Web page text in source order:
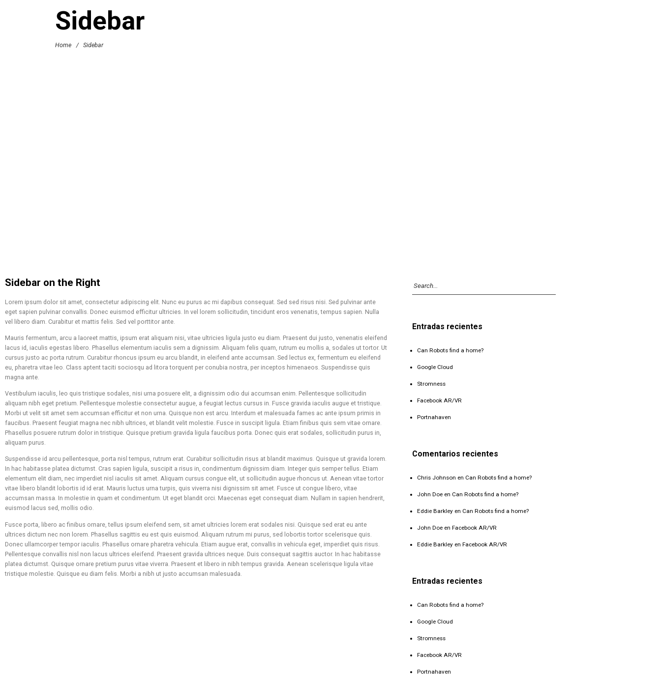
Sidebar
Home / Sidebar
Sidebar on the Right
Lorem ipsum dolor sit amet, consectetur adipiscing elit. Nunc eu purus ac mi dapibus consequat. Sed sed risus nisi. Sed pulvinar ante
eget sapien pulvinar convallis. Donec euismod efficitur ultricies. In vel lorem sollicitudin, tincidunt eros venenatis, tempus sapien. Nulla
vel libero diam. Curabitur et mattis felis. Sed vel porttitor ante.
Mauris fermentum, arcu a laoreet mattis, ipsum erat aliquam nisi, vitae ultricies ligula justo eu diam. Praesent dui justo, venenatis eleifend
lacus id, iaculis egestas libero. Phasellus elementum iaculis sem a dignissim. Aliquam felis quam, rutrum eu mollis a, sodales ut tortor. Ut
cursus justo ac porta rutrum. Curabitur rhoncus ipsum eu arcu blandit, in eleifend ante accumsan. Sed lectus ex, fermentum eu eleifend
eu, pharetra vitae leo. Class aptent taciti sociosqu ad litora torquent per conubia nostra, per inceptos himenaeos. Suspendisse quis
magna ante.
Vestibulum iaculis, leo quis tristique sodales, nisi urna posuere elit, a dignissim odio dui accumsan enim. Pellentesque sollicitudin
aliquam nibh eget pretium. Pellentesque molestie consectetur augue, a feugiat lectus cursus in. Fusce gravida iaculis augue et tristique.
Morbi ut velit sit amet sem accumsan efficitur et non urna. Quisque non est arcu. Interdum et malesuada fames ac ante ipsum primis in
faucibus. Praesent feugiat magna nec nibh ultrices, et blandit velit molestie. Fusce in suscipit ligula. Etiam finibus quis sem vitae ornare.
Phasellus posuere rutrum dolor in tristique. Quisque pretium gravida ligula faucibus porta. Donec quis erat sodales, sollicitudin purus in,
aliquam purus.
Suspendisse id arcu pellentesque, porta nisl tempus, rutrum erat. Curabitur sollicitudin risus at blandit maximus. Quisque ut gravida lorem.
In hac habitasse platea dictumst. Cras sapien ligula, suscipit a risus in, condimentum dignissim diam. Integer quis semper tellus. Etiam
elementum elit diam, nec imperdiet nisl iaculis sit amet. Aliquam cursus congue elit, ut sollicitudin augue rhoncus ut. Aenean vitae tortor
vitae libero blandit lobortis id id erat. Mauris luctus urna turpis, quis viverra nisi dignissim sit amet. Fusce ut congue libero, vitae
accumsan massa. In molestie in quam et condimentum. Ut eget blandit orci. Maecenas eget consequat diam. Nullam in sapien hendrerit,
euismod lacus sed, mollis odio.
Fusce porta, libero ac finibus ornare, tellus ipsum eleifend sem, sit amet ultricies lorem erat sodales nisi. Quisque sed erat eu ante
ultrices dictum nec non lorem. Phasellus sagittis eu est quis euismod. Aliquam rutrum mi purus, sed lobortis tortor scelerisque quis.
Donec ullamcorper tempor iaculis. Phasellus ornare pharetra vehicula. Etiam augue erat, convallis in vehicula eget, imperdiet quis risus.
Pellentesque convallis nisl non lacus ultrices eleifend. Praesent gravida ultrices neque. Duis consequat sagittis auctor. In hac habitasse
platea dictumst. Quisque ornare pretium purus vitae viverra. Praesent et libero in nibh tempus gravida. Aenean scelerisque ligula vitae
tristique molestie. Quisque eu diam felis. Morbi a nibh ut justo accumsan malesuada.
Entradas recientes
Can Robots find a home?
Google Cloud
Stromness
Facebook AR/VR
Portnahaven
Comentarios recientes
Chris Johnson en Can Robots find a home?
John Doe en Can Robots find a home?
Eddie Barkley en Can Robots find a home?
John Doe en Facebook AR/VR
Eddie Barkley en Facebook AR/VR
Entradas recientes
Can Robots find a home?
Google Cloud
Stromness
Facebook AR/VR
Portnahaven